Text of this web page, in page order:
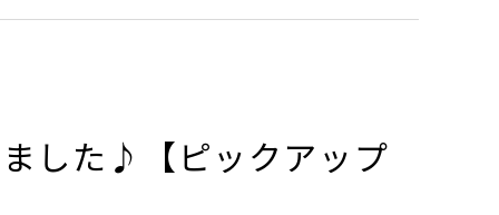
した♪【ピックアップ